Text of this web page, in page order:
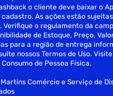
o cliente deve baixar o
cadastro. As ações estão
o regulamento da
de Estoque, Preço,
para a região de entrega
nossos Termos de Uso.
de Pessoa Física.
Comércio e Serviço de